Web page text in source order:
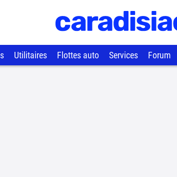
Utilitaires Flottes auto Services Forum